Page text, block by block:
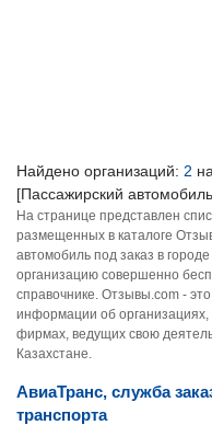
Найдено организаций: 2 на
[Пассажирский
На странице представлен
размещенных в каталоге
автомобиль под заказ в
организацию совершенно
справочнике. Отзывы.com -
информации об
фирмах, ведущих свою
Казахстане.
АвиаТранс, служба
транспорта